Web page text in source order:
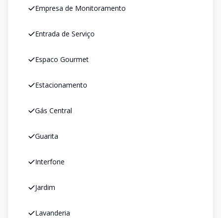
Empresa de Monitoramento
Entrada de Serviço
Espaco Gourmet
Estacionamento
Gás Central
Guarita
Interfone
Jardim
Lavanderia